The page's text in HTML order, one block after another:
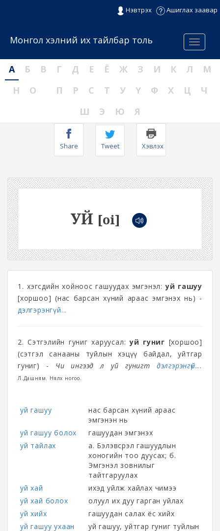
Нэвтрэх Ашиглах заавар
Menu
Монгол хэлний их тайлбар толь
А Б В Г Д Е Ё Ж З И К Л
М
Н
О П Р С Т У Ү Ф Х Ц
Ч
Ш
Э Ю Я
Share Tweet Хэвлэх
УЙ [oi]
1. Үхэгсдийн хойноос гашуудах эмгэнэл:уй гашуу
[хоршоо] (нас барсан хүний араас эмгэнэх нь) -
дэлгэрэнгүй...
2. Сэтгэлийн гуниг харуусал:уй гуниг [хоршоо]
(сэтгэл санааны туйлын хэцүү байдал, уйтгар
гуниг) - Чи ингээд л уй гунигт дэлгэрэнгүй...
Л.Дашням. Нялх ногоо.
уй гашуу
нас барсан хүний араас
эмгэнэн нь
уй гашуу болох
гашуудан эмгэнэх
уй тайлах
а. Бэлэвсрэл гашуудлын
хоногийн тоо дуусах; б.
Эмгэнэл зовнилыг
тайтгаруулах
уй хай
ихэд уйлж хайлах чимээ
уй хай болох
олуул их дуу гарган уйлах
уй хийх
гашуудан салах ёс хийх
уй гашуу ухаан
уй гашуу, уйтгар гуниг туйлын